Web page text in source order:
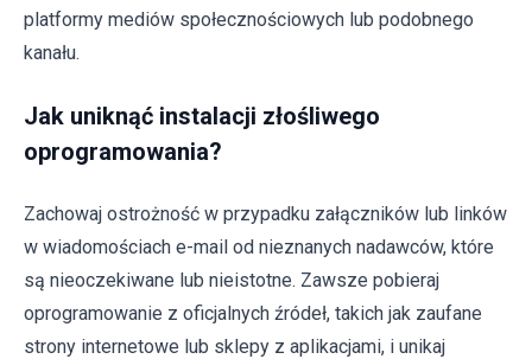
platformy mediów społecznościowych lub podobnego
kanału.
Jak uniknąć instalacji złośliwego
oprogramowania?
Zachowaj ostrożność w przypadku załączników lub linków
w wiadomościach e-mail od nieznanych nadawców, które
są nieoczekiwane lub nieistotne. Zawsze pobieraj
oprogramowanie z oficjalnych źródeł, takich jak zaufane
strony internetowe lub sklepy z aplikacjami, i unikaj